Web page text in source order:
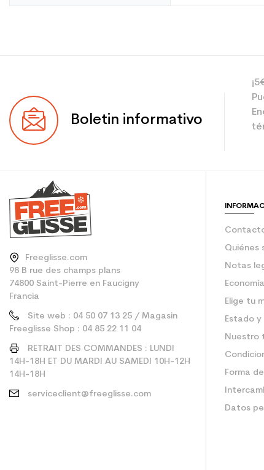
Ahorro de CO2
Boletin informativo
Freeglisse.com
98 B rue des champs plans
74800 Saint-Pierre en Faucigny
Francia
Site web : 04 50 07 13 25 / Magasin
Freeglisse Shop : 04 85 22 11 04
RETRAIT DES COMMANDES : LUNDI
14H-18H ET DU MARDI AU SAMEDI 10H-12H
14H-18H
serviceclient@freeglisse.com
Quiénes
Notas
Elige tu
Estado
Nuestro
Forma
Datos